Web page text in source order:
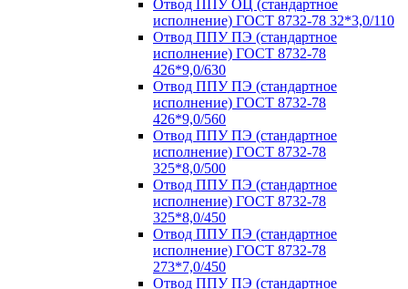
Отвод ППУ ОЦ (стандартное
исполнение) ГОСТ 8732-78 32*3,0/110
Отвод ППУ ПЭ (стандартное
исполнение) ГОСТ 8732-78
426*9,0/630
Отвод ППУ ПЭ (стандартное
исполнение) ГОСТ 8732-78
426*9,0/560
Отвод ППУ ПЭ (стандартное
исполнение) ГОСТ 8732-78
325*8,0/500
Отвод ППУ ПЭ (стандартное
исполнение) ГОСТ 8732-78
325*8,0/450
Отвод ППУ ПЭ (стандартное
исполнение) ГОСТ 8732-78
273*7,0/450
Отвод ППУ ПЭ (стандартное